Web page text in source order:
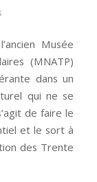
Musée
(MNATP)
dans un
qui ne se
de faire le
et le sort à
des Trente